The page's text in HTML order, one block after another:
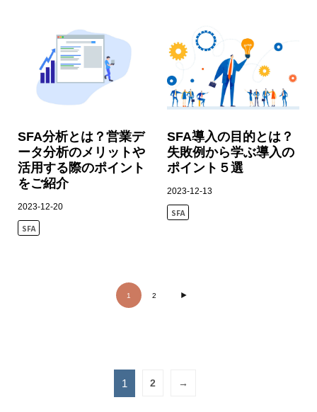
SFA分析とは？営業デ
ータ分析のメリットや
活用する際のポイント
をご紹介
2023-12-20
SFA
SFA導入の目的とは？
失敗例から学ぶ導入の
ポイント５選
2023-12-13
SFA
1 2
1 2 →